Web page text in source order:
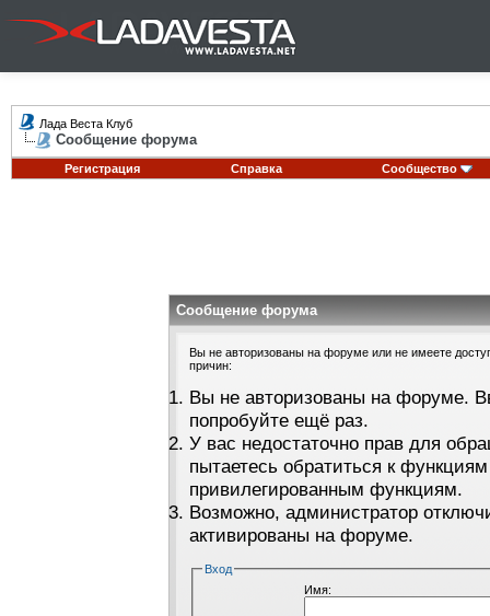
Лада Веста Клуб
Сообщение форума
Регистрация Справка Сообщество
Сообщение форума
Вы не авторизованы на форуме или не имеете
причин:
Вы не авторизованы на форуме.
попробуйте ещё раз.
У вас недостаточно прав для
пытаетесь обратиться к
привилегированным функциям.
Возможно, администратор
активированы на форуме.
Вход
Имя: